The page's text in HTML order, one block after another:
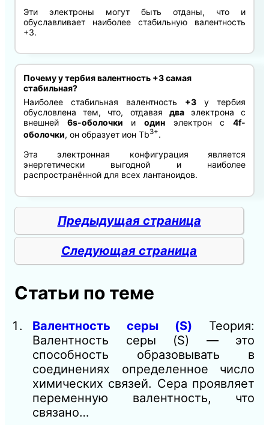
Эти электроны могут быть отданы, что и
обуславливает наиболее стабильную валентность
+3.
Почему у тербия валентность +3 самая
стабильная?
Наиболее стабильная валентность +3 у тербия
обусловлена тем, что, отдавая дваэлектрона с
внешней 6s-оболочки и один электрон с4f-
оболочки, он образует ион Tb3+.
Эта электронная конфигурация является
энергетически выгодной и наиболее
распространённой для всех лантаноидов.
Предыдущая страница
Следующая страница
Статьи по теме
Валентность серы (S) Теория:
Валентность серы (S) — это
способность образовывать в
соединениях определенное число
химических связей. Сера проявляет
переменную валентность, что
связано…